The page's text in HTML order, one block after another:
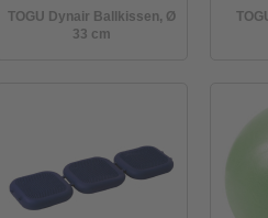
TOGU Dynair Ballkissen, Ø
33 cm